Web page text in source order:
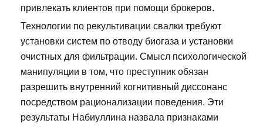
привлекать клиентов при помощи брокеров.
Технологии по рекультивации свалки требуют
установки систем по отводу биогаза и установки
очистных для фильтрации. Смысл психологической
манипуляции в том, что преступник обязан
разрешить внутренний когнитивный диссонанс
посредством рационализации поведения. Эти
результаты Набиуллина назвала признаками